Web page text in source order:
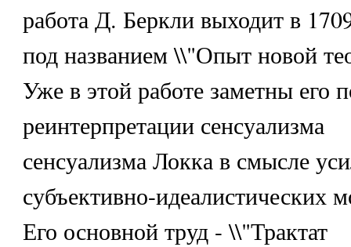
работа Д. Беркли выходит в
под названием \\"Опыт новой
Уже в этой работе заметны его
реинтерпретации сенсуализма
сенсуализма Локка в смысле
субъективно-идеалистических
Его основной труд - \\"Трактат